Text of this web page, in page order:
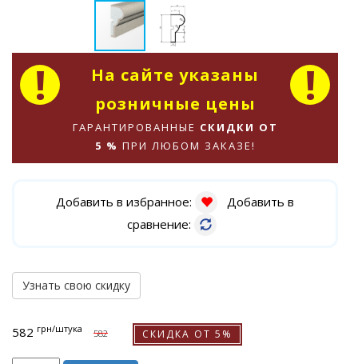
На сайте указаны
розничные цены
ГАРАНТИРОВАННЫЕ СКИДКИ ОТ
5 % ПРИ ЛЮБОМ ЗАКАЗЕ!
Добавить в избранное:
Добавить в
сравнение:
Узнать свою скидку
582 грн/штука 582 СКИДКА ОТ 5%